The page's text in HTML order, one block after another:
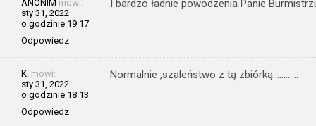
ANONIM mówi:
sty 31, 2022
o godzinie 19:17
Odpowiedz
I bardzo ładnie powodzenia Panie
K. mówi:
sty 31, 2022
o godzinie 18:13
Odpowiedz
Normalnie ,szaleństwo z tą zbiórką…………